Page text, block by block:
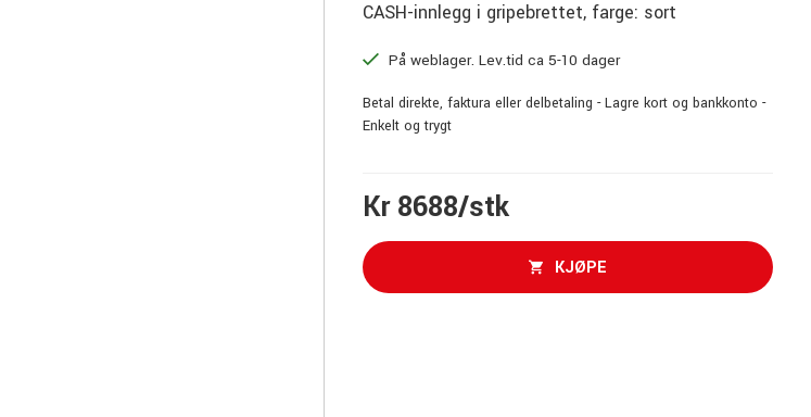
CASH-innlegg i gripebrettet, farge: sort
På weblager. Lev.tid ca 5-10 dager
Betal direkte, faktura eller delbetaling - Lagre kort og bankkonto -
Enkelt og trygt
Kr 8688/stk
KJØPE